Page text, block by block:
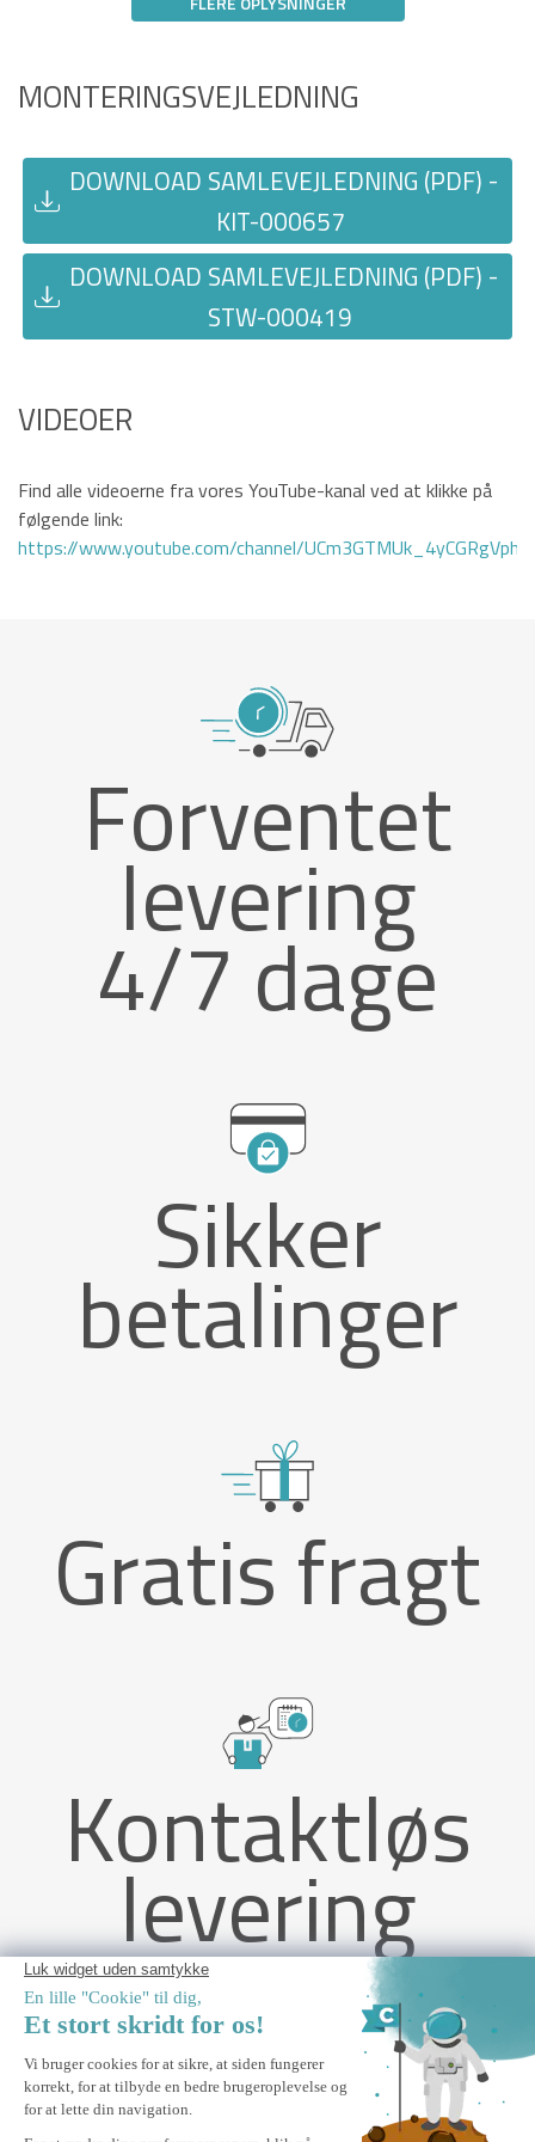
MONTERINGSVEJLEDNING
DOWNLOAD SAMLEVEJLEDNING (PDF) -
KIT-000657
DOWNLOAD SAMLEVEJLEDNING (PDF) -
STW-000419
VIDEOER
Find alle videoerne fra vores YouTube-kanal ved at klikke på
følgende link:
https://www.youtube.com/channel/
Forventet
levering
4/7 dage
Sikker
betalinger
Gratis fragt
Kontaktløs
levering
FAZZIO 4m x 3m hvid motoriseret markise med beige stof og
loftmontering
TILFØJ TIL KURV